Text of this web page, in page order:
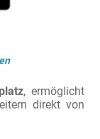
, ermöglicht
direkt von